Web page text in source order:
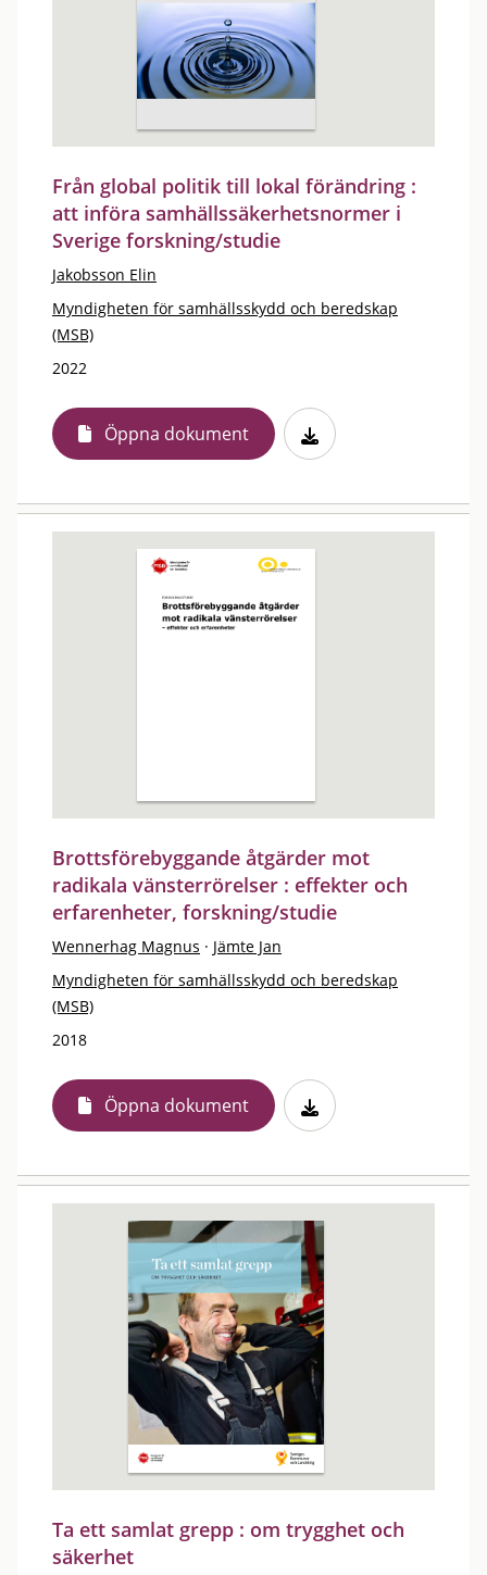
Från global politik till lokal förändring :
att införa samhällssäkerhetsnormer i
Sverige forskning/studie
Jakobsson Elin
Myndigheten för samhällsskydd och beredskap
(MSB)
2022
Öppna dokument
Brottsförebyggande åtgärder mot
radikala vänsterrörelser : effekter och
erfarenheter, forskning/studie
Wennerhag Magnus · Jämte Jan
Myndigheten för samhällsskydd och beredskap
(MSB)
2018
Öppna dokument
Ta ett samlat grepp : om trygghet och
säkerhet